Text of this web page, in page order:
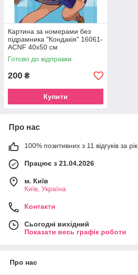
Картина за номерами без
підрамника "Кондакія" 16061-
ACNF 40х50 см
Готово до відправки
200 ₴
Купити
Про нас
100% позитивних з 11 відгуків за рік
Працює з 21.04.2026
м. Київ
Київ, Україна
Контакти
Сьогодні вихідний
Показати весь графік роботи
Про нас